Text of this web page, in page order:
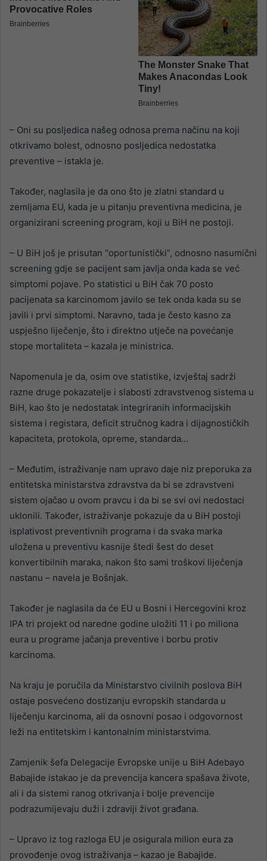
– Oni su posljedica našeg odnosa prema načinu na koji
otkrivamo bolest, odnosno posljedica nedostatka
preventive – istakla je.
Također, naglasila je da ono što je zlatni standard u
zemljama EU, kada je u pitanju preventivna medicina, je
organizirani screening program, koji u BiH ne postoji.
– U BiH još je prisutan “oportunistički”, odnosno nasumični
screening gdje se pacijent sam javlja onda kada se već
simptomi pojave. Po statistici u BiH čak 70 posto
pacijenata sa karcinomom javilo se tek onda kada su se
javili i prvi simptomi. Naravno, tada je često kasno za
uspješno liječenje, što i direktno utječe na povećanje
stope mortaliteta – kazala je ministrica.
Napomenula je da, osim ove statistike, izvještaj sadrži
razne druge pokazatelje i slabosti zdravstvenog sistema u
BiH, kao što je nedostatak integriranih informacijskih
sistema i registara, deficit stručnog kadra i dijagnostičkih
kapaciteta, protokola, opreme, standarda…
– Međutim, istraživanje nam upravo daje niz preporuka za
entitetska ministarstva zdravstva da bi se zdravstveni
sistem ojačao u ovom pravcu i da bi se svi ovi nedostaci
uklonili. Također, istraživanje pokazuje da u BiH postoji
isplativost preventivnih programa i da svaka marka
uložena u preventivu kasnije štedi šest do deset
konvertibilnih maraka, nakon što sami troškovi liječenja
nastanu – navela je Bošnjak.
Također je naglasila da će EU u Bosni i Hercegovini kroz
IPA tri projekt od naredne godine uložiti 11 i po miliona
eura u programe jačanja preventive i borbu protiv
karcinoma.
Na kraju je poručila da Ministarstvo civilnih poslova BiH
ostaje posvećeno dostizanju evropskih standarda u
liječenju karcinoma, ali da osnovni posao i odgovornost
leži na entitetskim i kantonalnim ministarstvima.
Zamjenik šefa Delegacije Evropske unije u BiH Adebayo
Babajide istakao je da prevencija kancera spašava živote,
ali i da sistemi ranog otkrivanja i bolje prevencije
podrazumijevaju duži i zdraviji život građana.
– Upravo iz tog razloga EU je osigurala milion eura za
provođenje ovog istraživanja – kazao je Babajide.